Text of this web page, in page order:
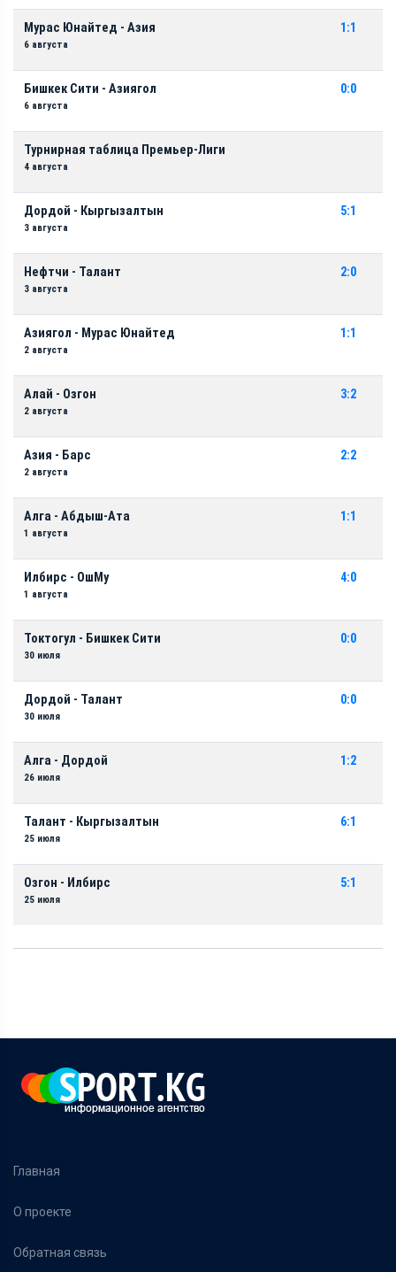
Мурас Юнайтед - Азия
6 августа
1:1
Бишкек Сити - Азиягол
6 августа
0:0
Турнирная таблица Премьер-Лиги
4 августа
Дордой - Кыргызалтын
3 августа
5:1
Нефтчи - Талант
3 августа
2:0
Азиягол - Мурас Юнайтед
2 августа
1:1
Алай - Озгон
2 августа
3:2
Азия - Барс
2 августа
2:2
Алга - Абдыш-Ата
1 августа
1:1
Илбирс - ОшМу
1 августа
4:0
Токтогул - Бишкек Сити
30 июля
0:0
Дордой - Талант
30 июля
0:0
Алга - Дордой
26 июля
1:2
Талант - Кыргызалтын
25 июля
6:1
Озгон - Илбирс
25 июля
5:1
Главная
О проекте
Обратная связь